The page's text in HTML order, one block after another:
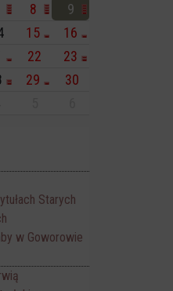
8
9
15
16
22
23
29
30
Starych
w Goworowie